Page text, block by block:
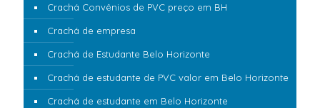
Crachá Convênios de PVC preço em BH
Crachá de empresa
Crachá de Estudante Belo Horizonte
Crachá de estudante de PVC valor em Belo Horizonte
Crachá de estudante em Belo Horizonte